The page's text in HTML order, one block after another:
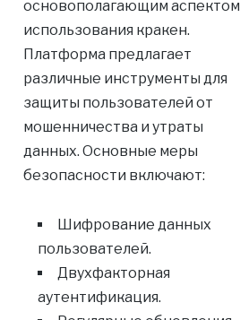
основополагающим аспектом
использования кракен.
Платформа предлагает
различные инструменты для
защиты пользователей от
мошенничества и утраты
данных. Основные меры
безопасности включают:
Шифрование данных
пользователей.
Двухфакторная
аутентификация.